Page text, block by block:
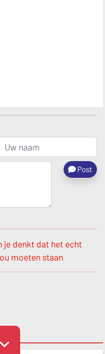
Post
je denkt dat het echt
moeten staan